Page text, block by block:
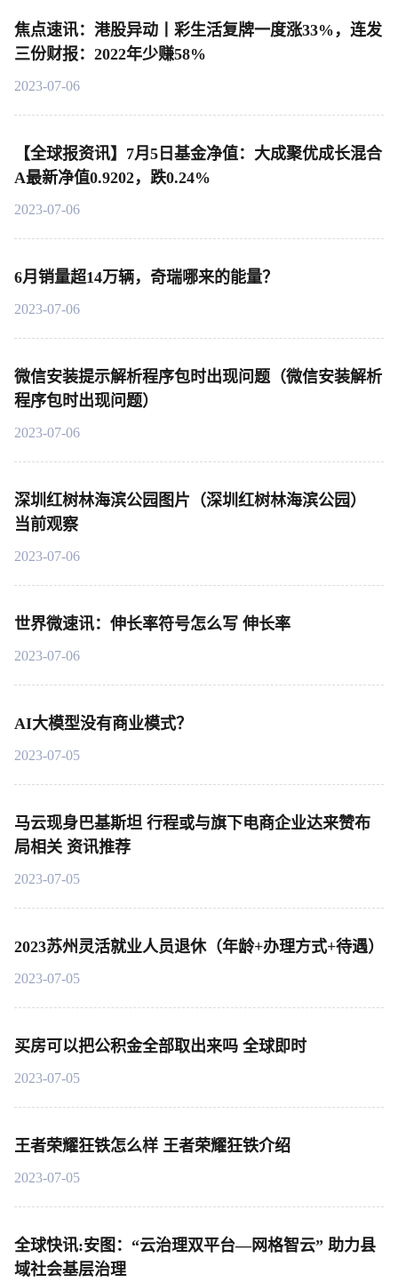
焦点速讯：港股异动丨彩生活复牌一度涨33%，连发
三份财报：2022年少赚58%
2023-07-06
【全球报资讯】7月5日基金净值：大成聚优成长混合
A最新净值0.9202，跌0.24%
2023-07-06
6月销量超14万辆，奇瑞哪来的能量？
2023-07-06
微信安装提示解析程序包时出现问题（微信安装解析
程序包时出现问题）
2023-07-06
深圳红树林海滨公园图片（深圳红树林海滨公园）
当前观察
2023-07-06
世界微速讯：伸长率符号怎么写 伸长率
2023-07-06
AI大模型没有商业模式？
2023-07-05
马云现身巴基斯坦 行程或与旗下电商企业达来赞布
局相关 资讯推荐
2023-07-05
2023苏州灵活就业人员退休（年龄+办理方式+待遇）
2023-07-05
买房可以把公积金全部取出来吗 全球即时
2023-07-05
王者荣耀狂铁怎么样 王者荣耀狂铁介绍
2023-07-05
全球快讯:安图：“云治理双平台—网格智云” 助力县
域社会基层治理